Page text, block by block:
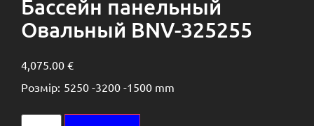
Бассейн панельный
Овальный BNV-325255
4,075.00 €
Розмір: 5250 -3200 -1500 mm